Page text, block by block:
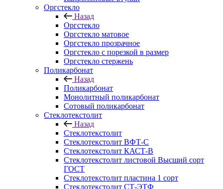
Оргстекло
Назад
Оргстекло
Оргстекло матовое
Оргстекло прозрачное
Оргстекло с порезкой в размер
Оргстекло стержень
Поликарбонат
Назад
Поликарбонат
Монолитный поликарбонат
Сотовый поликарбонат
Стеклотекстолит
Назад
Стеклотекстолит
Стеклотекстолит ВФТ-С
Стеклотекстолит КАСТ-В
Стеклотекстолит листовой Высший сорт
ГОСТ
Стеклотекстолит пластина 1 сорт
Стеклотекстолит СТ-ЭТФ